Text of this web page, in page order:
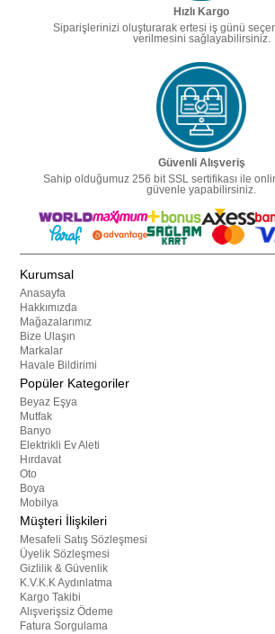
Hızlı Kargo
Siparişlerinizi oluşturarak ertesi iş günü
verilmesini sağlayabilirsiniz.
Güvenli Alışveriş
Sahip olduğumuz 256 bit SSL sertifikası ile
güvenle yapabilirsiniz.
Kurumsal
Anasayfa
Hakkımızda
Mağazalarımız
Bize Ulaşın
Markalar
Havale Bildirimi
Popüler Kategoriler
Beyaz Eşya
Mutfak
Banyo
Elektrikli Ev Aleti
Hırdavat
Oto
Boya
Mobilya
Müşteri İlişkileri
Mesafeli Satış Sözleşmesi
Üyelik Sözleşmesi
Gizlilik & Güvenlik
K.V.K.K Aydınlatma
Kargo Takibi
Alışverişsiz Ödeme
Fatura Sorgulama